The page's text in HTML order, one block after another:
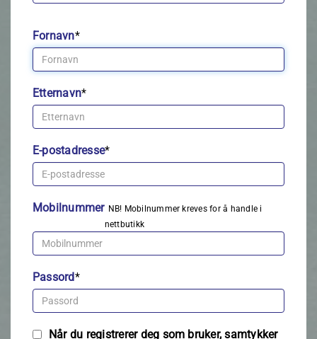
Fornavn*
Etternavn*
E-postadresse*
Mobilnummer NB! Mobilnummer kreves for å handle i
nettbutikk
Passord*
Når du registrerer deg som bruker, samtykker